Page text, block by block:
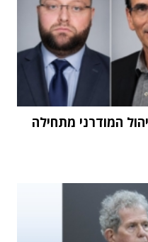
המודרני מתחילה